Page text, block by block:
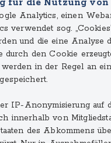
für die Nutzung
Analytics, einen
verwendet sog.
und die eine Analyse
durch den Cookie
in der Regel an
IP-Anonymisierung auf
innerhalb von
des Abkommens